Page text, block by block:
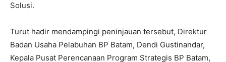
Solusi.
Turut hadir mendampingi peninjauan tersebut, Direktur
Badan Usaha Pelabuhan BP Batam, Dendi Gustinandar,
Kepala Pusat Perencanaan Program Strategis BP Batam,